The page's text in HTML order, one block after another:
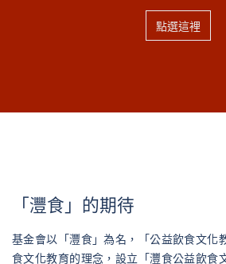
點選這裡
「灃食」的期待
基金會以「灃食」為名，「公益飲食文化
食文化教育的理念，設立「灃食公益飲食